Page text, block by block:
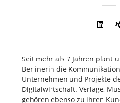
Seit mehr als 7 Jahren plant
Berlinerin die
Unternehmen und Projekte
Digitalwirtschaft. Verlage,
gehören ebenso zu ihren